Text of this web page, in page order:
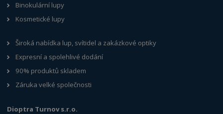
Binokulární lupy
Kosmetické lupy
Široká nabídka lup, svítidel a zakázkové optiky
Expresní a spolehlivé dodání
90% produktů skladem
Záruka velké společnosti
Dioptra Turnov s.r.o.